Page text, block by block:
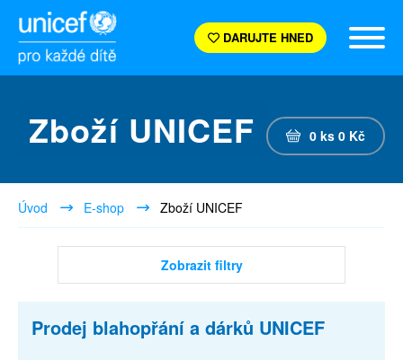
DARUJTE HNED
Zboží UNICEF 0 ks 0 Kč
Úvod E-shop Zboží UNICEF
Zobrazit filtry
Prodej blahopřání a dárků UNICEF